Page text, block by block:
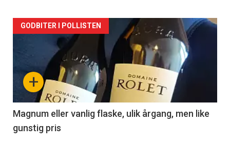
Forsiden
akkurat
nå
3
+
GODBITER I POLLISTEN
Magnum eller vanlig flaske, ulik årgang, men like
gunstig pris